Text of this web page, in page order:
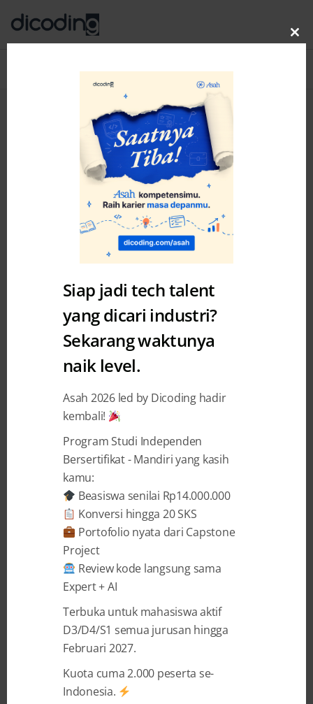
Pseudocode sebagai Panduan
Menyusun Logika Sebelum
Coding
BAGIKAN
Pseudocode membantuprogrammer
pelajar menyusun logika secara jelas
sebelum menulis kode, sehingga
meminimalkan kesalahan implementasi.
Artikel ini menjelaskan prinsip, aturan
penulisan, contoh praktis, perbandingan
denganflowchart
Siap jadi tech talent
yang dicari industri?
Sekarang waktunya
naik level.
Asah 2026 led by Dicoding hadir
kembali!
Program Studi Independen
Bersertifikat - Mandiri yang kasih
kamu:
Beasiswa senilai Rp14.000.000
Konversi hingga 20 SKS
Portofolio nyata dari Capstone
Project
Review kode langsung sama
Expert + AI
Terbuka untuk mahasiswa aktif
D3/D4/S1 semua jurusan hingga
Februari 2027.
Kuota cuma 2.000 peserta se-
Indonesia.